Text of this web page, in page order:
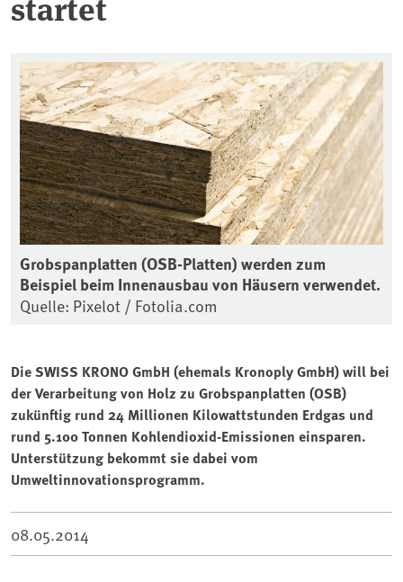
Grobspanplatten (OSB-Platten) werden zum
Beispiel beim Innenausbau von Häusern verwendet.
Quelle: Pixelot / Fotolia.com
Die SWISS KRONO GmbH (ehemals Kronoply GmbH) will bei
der Verarbeitung von Holz zu Grobspanplatten (OSB)
zukünftig rund 24 Millionen Kilowattstunden Erdgas und
rund 5.100 Tonnen Kohlendioxid-Emissionen einsparen.
Unterstützung bekommt sie dabei vom
Umweltinnovationsprogramm.
08.05.2014